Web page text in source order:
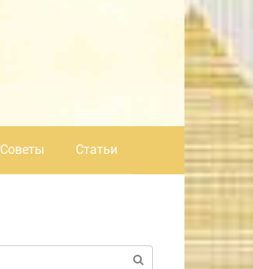
Советы Статьи